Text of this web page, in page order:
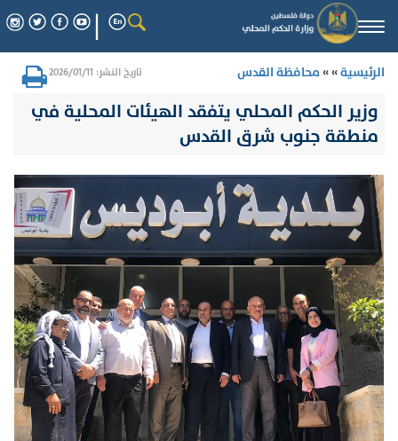
الرئيسية» »محافظة القدس تاريخ النشر: 2026/01/11
وزير الحكم المحلي يتفقد الهيئات المحلية في
منطقة جنوب شرق القدس